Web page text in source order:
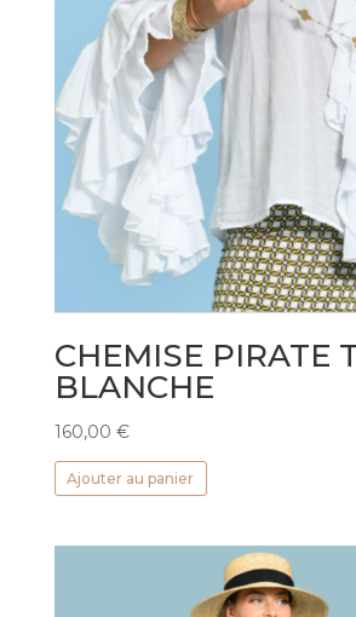
CHEMISE PIRATE
BLANCHE
160,00 €
Ajouter au panier